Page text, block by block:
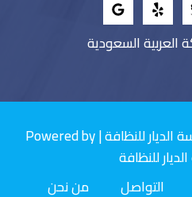
العربية السعودية
Copyright © 2026 مؤسسة الديار للنظافة | Powered by
للنظافة
التواصل من نحن